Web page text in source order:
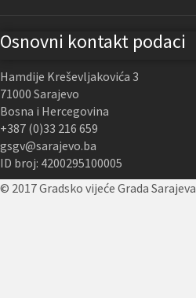
Osnovni kontakt podaci
Hamdije Kreševljakovića 3
71000 Sarajevo
Bosna i Hercegovina
+387 (0)33 216 659
gsgv@sarajevo.ba
ID broj: 4200295100005
© 2017 Gradsko vijeće Grada Sarajeva